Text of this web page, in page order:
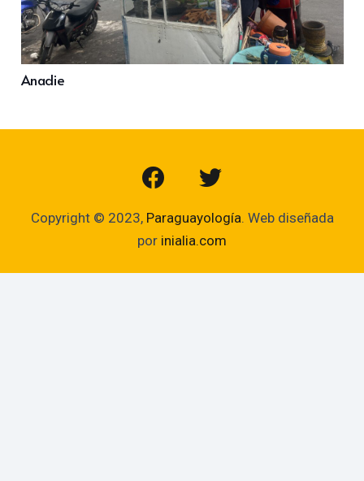
Anadie
Copyright © 2023, Paraguayología. Web diseñada
por inialia.com